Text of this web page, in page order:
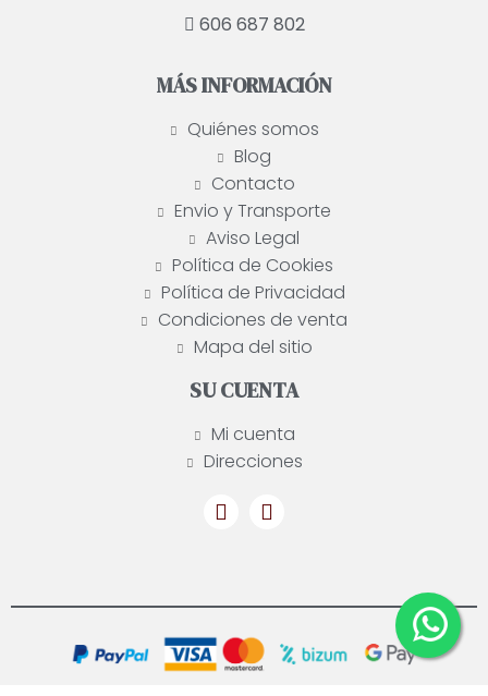
606 687 802
MÁS INFORMACIÓN
Quiénes somos
Blog
Contacto
Envio y Transporte
Aviso Legal
Política de Cookies
Política de Privacidad
Condiciones de venta
Mapa del sitio
SU CUENTA
Mi cuenta
Direcciones